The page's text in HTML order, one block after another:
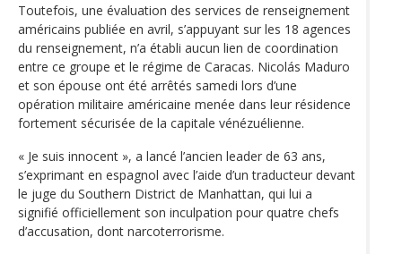
Toutefois, une évaluation des services de renseignement
américains publiée en avril, s’appuyant sur les 18 agences
du renseignement, n’a établi aucun lien de coordination
entre ce groupe et le régime de Caracas. Nicolás Maduro
et son épouse ont été arrêtés samedi lors d’une
opération militaire américaine menée dans leur résidence
fortement sécurisée de la capitale vénézuélienne.
« Je suis innocent », a lancé l’ancien leader de 63 ans,
s’exprimant en espagnol avec l’aide d’un traducteur devant
le juge du Southern District de Manhattan, qui lui a
signifié officiellement son inculpation pour quatre chefs
d’accusation, dont narcoterrorisme.